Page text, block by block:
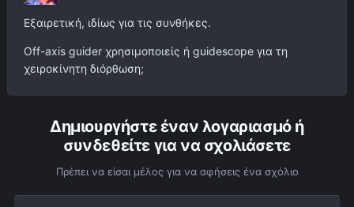
Εξαιρετική, ιδίως για τις συνθήκες.
Off-axis guider χρησιμοποιείς ή guidescope για τη
χειροκίνητη διόρθωση;
Δημιουργήστε έναν λογαριασμό ή
συνδεθείτε για να σχολιάσετε
Πρέπει να είσαι μέλος για να αφήσεις ένα σχόλιο